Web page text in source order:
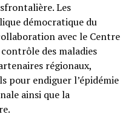
Les
démocratique du
avec le Centre
des maladies
régionaux,
pour endiguer l’épidémie
ainsi que la